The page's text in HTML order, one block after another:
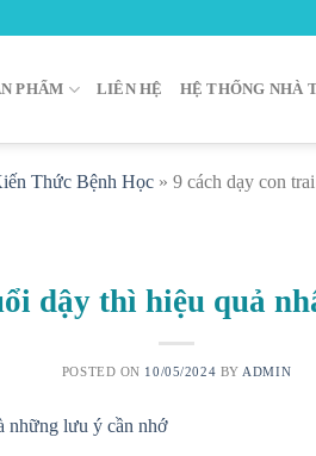
PHẨM LIÊN HỆ HỆ THỐNG NHÀ
Thức Bệnh Học » 9 cách dạy con
dậy thì hiệu quả
POSTED ON 10/05/2024 BY ADMIN